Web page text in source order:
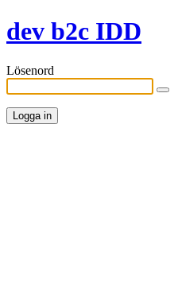
dev b2c IDD
Lösenord